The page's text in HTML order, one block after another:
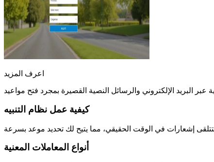
اعرف المزيد
كيفية عمل نظام التنبيه
أنواع المعاملات المعنية